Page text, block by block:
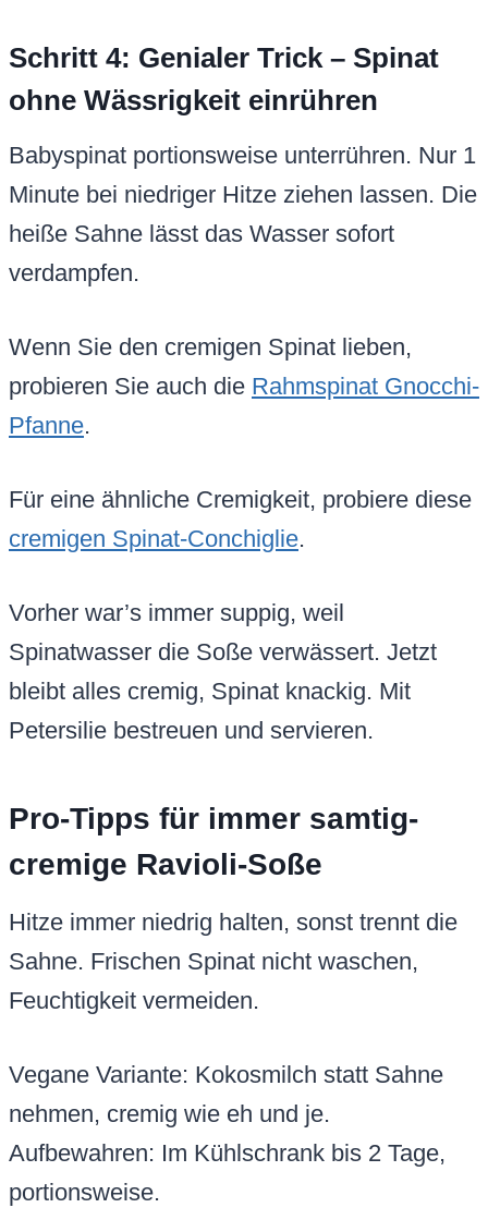
Schritt 4: Genialer Trick – Spinat
ohne Wässrigkeit einrühren
Babyspinat portionsweise unterrühren. Nur 1
Minute bei niedriger Hitze ziehen lassen. Die
heiße Sahne lässt das Wasser sofort
verdampfen.
Wenn Sie den cremigen Spinat lieben,
probieren Sie auch die Rahmspinat Gnocchi-
Pfanne.
Für eine ähnliche Cremigkeit, probiere diese
cremigen Spinat-Conchiglie.
Vorher war’s immer suppig, weil
Spinatwasser die Soße verwässert. Jetzt
bleibt alles cremig, Spinat knackig. Mit
Petersilie bestreuen und servieren.
Pro-Tipps für immer samtig-
cremige Ravioli-Soße
Hitze immer niedrig halten, sonst trennt die
Sahne. Frischen Spinat nicht waschen,
Feuchtigkeit vermeiden.
Vegane Variante: Kokosmilch statt Sahne
nehmen, cremig wie eh und je.
Aufbewahren: Im Kühlschrank bis 2 Tage,
portionsweise.